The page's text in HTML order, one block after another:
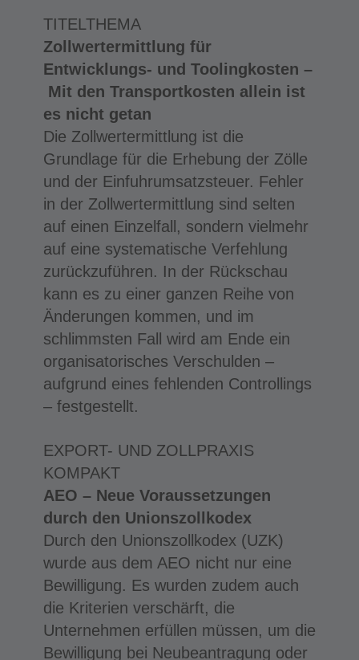
TITELTHEMA
Zollwertermittlung für
Entwicklungs- und Toolingkosten –
Mit den Transportkosten allein ist
es nicht getan
Die Zollwertermittlung ist die
Grundlage für die Erhebung der Zölle
und der Einfuhrumsatzsteuer. Fehler
in der Zollwertermittlung sind selten
auf einen Einzelfall, sondern vielmehr
auf eine systematische Verfehlung
zurückzuführen. In der Rückschau
kann es zu einer ganzen Reihe von
Änderungen kommen, und im
schlimmsten Fall wird am Ende ein
organisatorisches Verschulden –
aufgrund eines fehlenden Controllings
– festgestellt.
EXPORT- UND ZOLLPRAXIS
KOMPAKT
AEO – Neue Voraussetzungen
durch den Unionszollkodex
Durch den Unionszollkodex (UZK)
wurde aus dem AEO nicht nur eine
Bewilligung. Es wurden zudem auch
die Kriterien verschärft, die
Unternehmen erfüllen müssen, um die
Bewilligung bei Neubeantragung oder